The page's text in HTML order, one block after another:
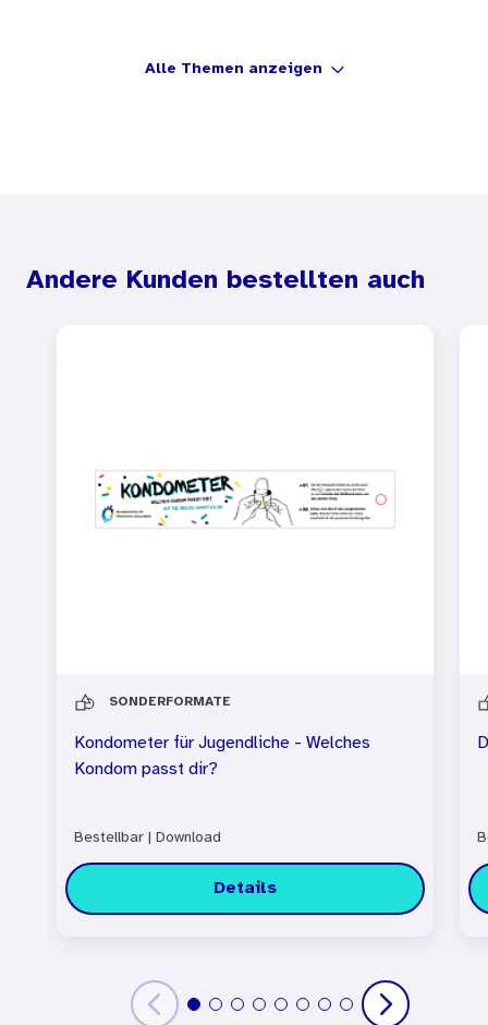
Alle Themen anzeigen
Andere Kunden bestellten auch
SONDERFORMATE
Kondometer für Jugendliche - Welches
Kondom passt dir?
Bestellbar Download
Details